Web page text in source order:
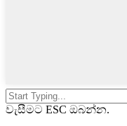
වැසීමට ESC ඔබන්න.